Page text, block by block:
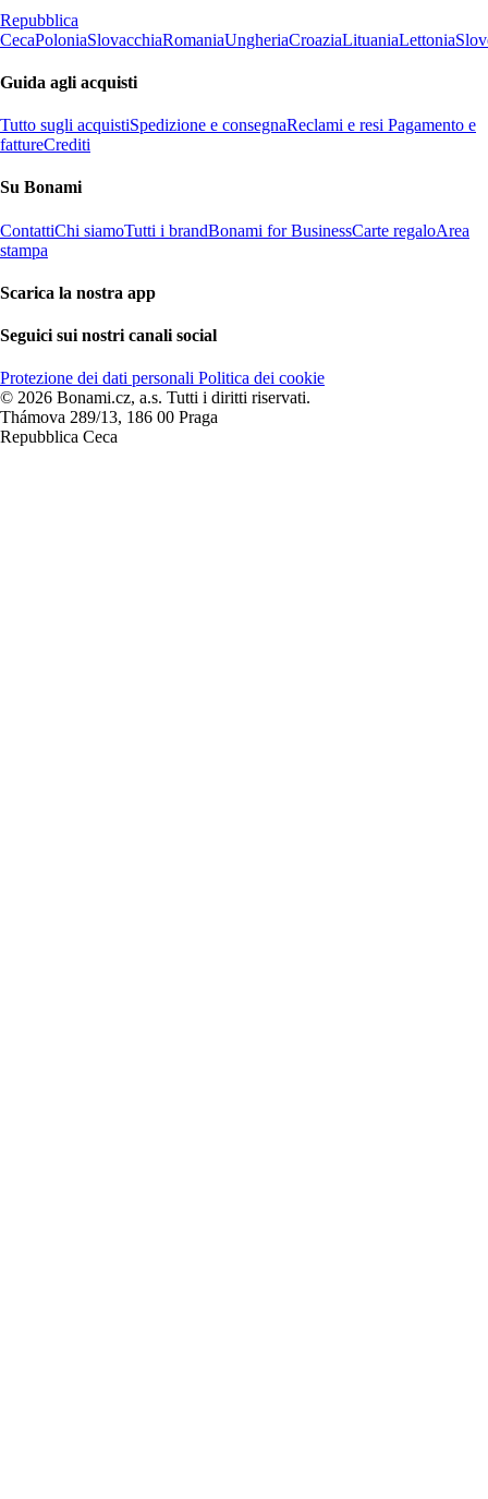
Repubblica
CecaPoloniaSlovacchiaRomaniaUngheriaCroaziaLituaniaLettonia
Guida agli acquisti
Tutto sugli acquistiSpedizione e consegnaReclami e resi Pagamento e
fattureCrediti
Su Bonami
ContattiChi siamoTutti i brandBonami for BusinessCarte regaloArea
stampa
Scarica la nostra app
Seguici sui nostri canali social
Protezione dei dati personali Politica dei cookie
© 2026 Bonami.cz, a.s. Tutti i diritti riservati.
Thámova 289/13, 186 00 Praga
Repubblica Ceca